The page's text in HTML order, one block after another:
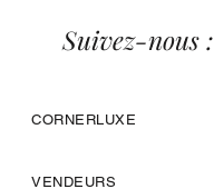
CORNERLUXE
VENDEURS
Suivez-nous :